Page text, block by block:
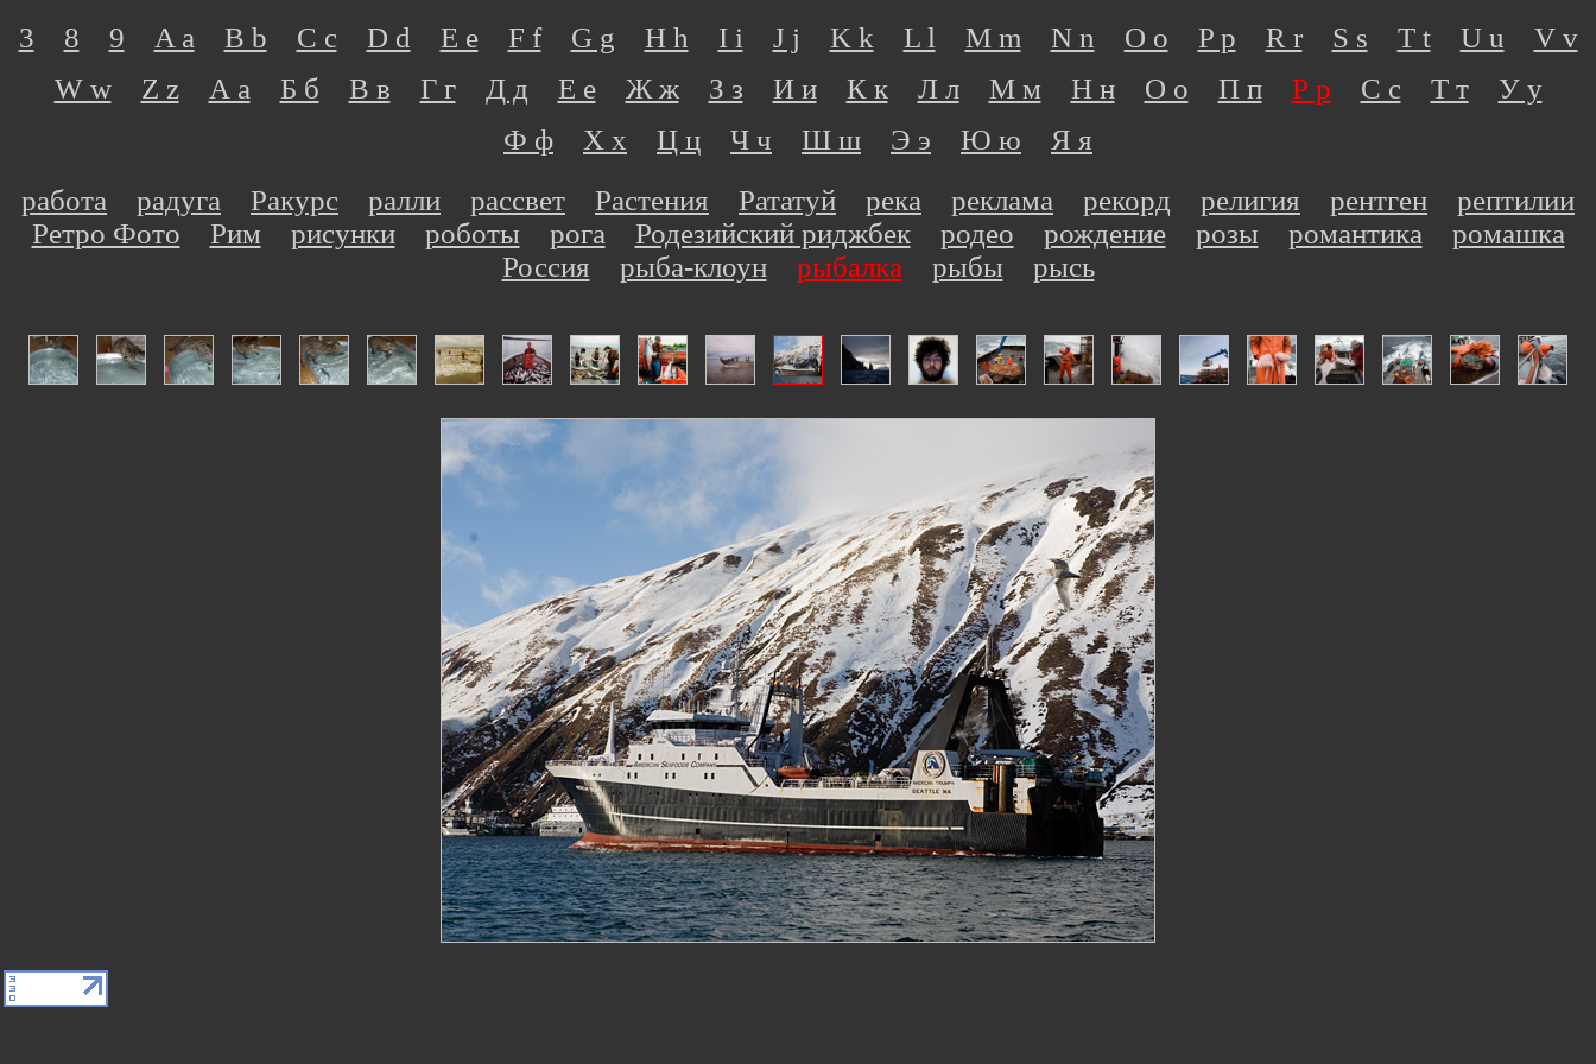
3 8 9 A a B b C c D d E e F f G g H h I i J j K k L l M m N n O o P p R r S s T t U u
V v
W w
Z z А а Б б В в Г г Д д Е е Ж ж З з И и К к Л л М м Н н О о П п Р р С с Т т
У у
Ф ф
Х х Ц ц Ч ч Ш ш Э э Ю ю
Я я
работа
радуга Ракурс ралли рассвет Растения Рататуй река реклама рекорд религия рентген
рептилии
Ретро Фото
Рим рисунки роботы рога Родезийский риджбек родео рождение розы романтика
ромашка
Россия
рыба-клоун рыбалка рыбы рысь